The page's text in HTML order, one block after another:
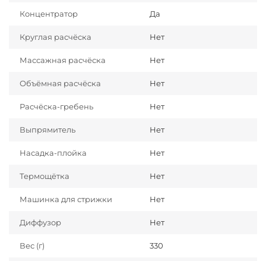
Концентратор Да
Круглая расчёска Нет
Массажная расчёска Нет
Объёмная расчёска Нет
Расчёска-гребень Нет
Выпрямитель Нет
Насадка-плойка Нет
Термощётка Нет
Машинка для стрижки Нет
Диффузор Нет
Вес (г) 330